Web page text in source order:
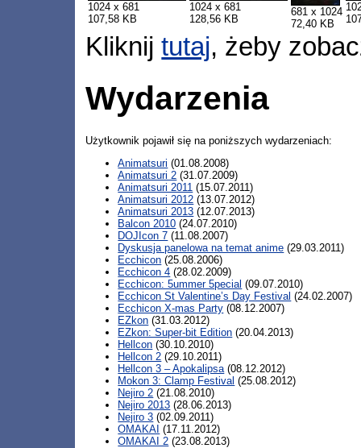
1024 x 681
107,58 KB
1024 x 681
128,56 KB
681 x 1024
72,40 KB
Kliknijtutaj, żeby
Wydarzenia
Użytkownik pojawił się na poniższych wydarzeniach:
Animatsuri (01.08.2008)
Animatsuri 2 (31.07.2009)
Animatsuri 2011 (15.07.2011)
Animatsuri 2012 (13.07.2012)
Animatsuri 2013 (12.07.2013)
Balcon 2010 (24.07.2010)
DOJIcon 7 (11.08.2007)
Dyskusja panelowa na temat anime (29.03.2011)
Ecchicon (25.08.2006)
Ecchicon 4 (28.02.2009)
Ecchicon: 5ummer 5pecial (09.07.2010)
Ecchicon St Valentine’s Day Festival (24.02.2007)
Ecchicon X-mas Party (08.12.2007)
EZkon (31.03.2012)
EZkon: Super-bit Edition (20.04.2013)
Hellcon (30.10.2010)
Hellcon 2 (29.10.2011)
Hellcon 3 – Apokalipsa(08.12.2012)
Mokon 3: Clamp Festival (25.08.2012)
Nejiro 2 (21.08.2010)
Nejiro 2013 (28.06.2013)
Nejiro 3 (02.09.2011)
OMAKAI (17.11.2012)
OMAKAI 2 (23.08.2013)